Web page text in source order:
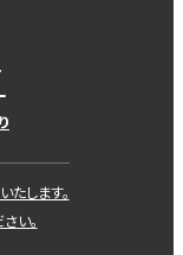
します。
い。